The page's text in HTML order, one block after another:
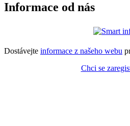
Informace od nás
Dostávejte informace z našeho webu
Chci se